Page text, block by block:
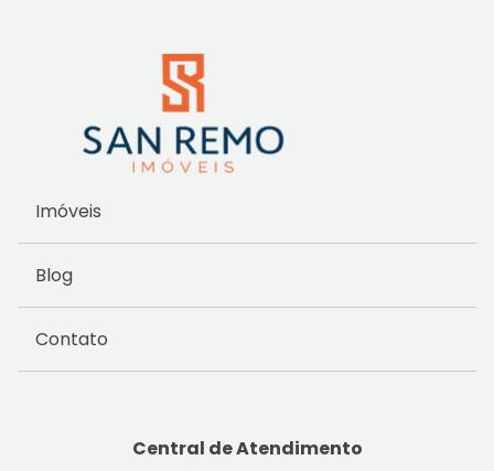
Imóveis
Blog
Contato
Central de Atendimento